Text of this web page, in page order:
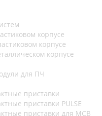
корпусе
корпусе
корпусе
для ПЧ
приставки
приставки PULSE
приставки для MCB